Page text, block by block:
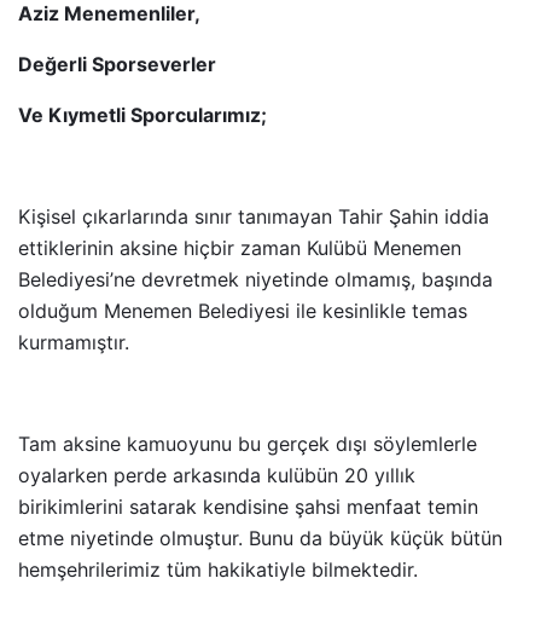
Aziz Menemenliler,
Değerli Sporseverler
Ve Kıymetli Sporcularımız;
Kişisel çıkarlarında sınır tanımayan Tahir Şahin iddia
ettiklerinin aksine hiçbir zaman Kulübü Menemen
Belediyesi’ne devretmek niyetinde olmamış, başında
olduğum Menemen Belediyesi ile kesinlikle temas
kurmamıştır.
Tam aksine kamuoyunu bu gerçek dışı söylemlerle
oyalarken perde arkasında kulübün 20 yıllık
birikimlerini satarak kendisine şahsi menfaat temin
etme niyetinde olmuştur. Bunu da büyük küçük bütün
hemşehrilerimiz tüm hakikatiyle bilmektedir.